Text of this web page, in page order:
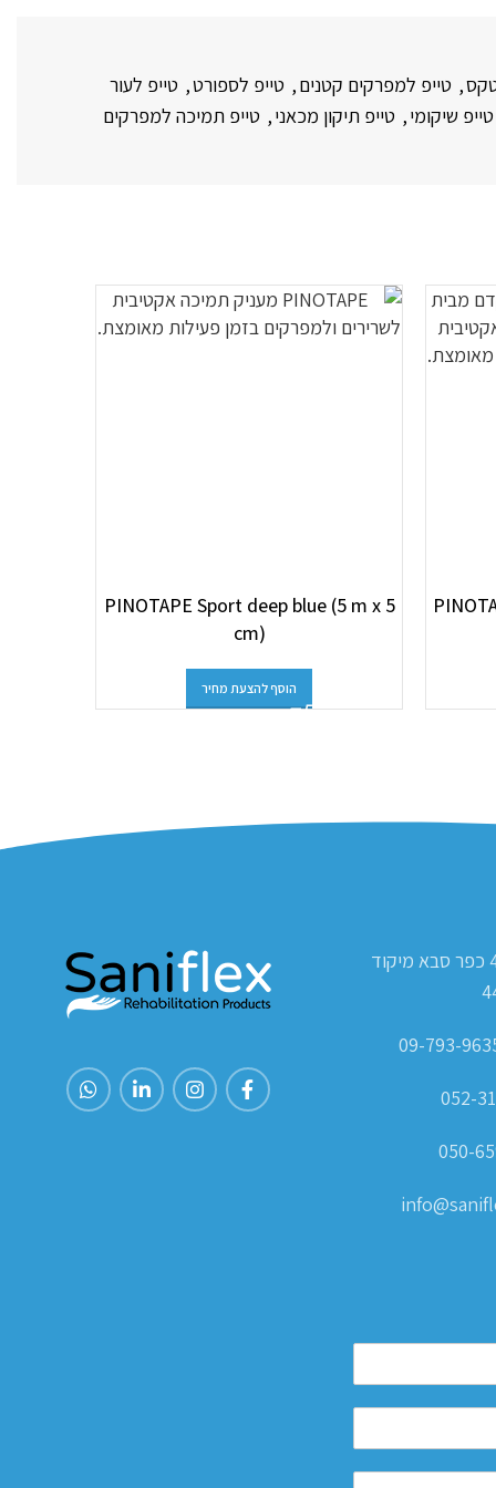
, טייפ למפרקים קטנים, טייפ לספורט, טייפ לעור
טייפ שיקומי, טייפ תיקון מכאני, טייפ תמיכה למפרקים
PINOTAPE Sport deep blue (5 m x 5
cm)
הוסף להצעת מחיר
ת.ד 420 כפר סבא מיקוד
052-
050-